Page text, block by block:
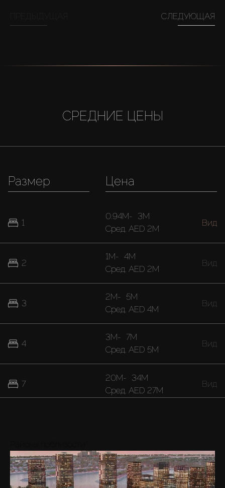
СЛЕДУЮЩАЯ
СРЕДНИЕ ЦЕНЫ
Размер
1
2
3
4
7
Цена
0.94M- 3M
Cред. AED 2M
Вид
1M- 4M
Cред. AED 2M
Вид
2M- 5M
Cред. AED 4M
Вид
3M- 7M
Cред. AED 5M
Вид
20M- 34M
Cред. AED 27M
Вид